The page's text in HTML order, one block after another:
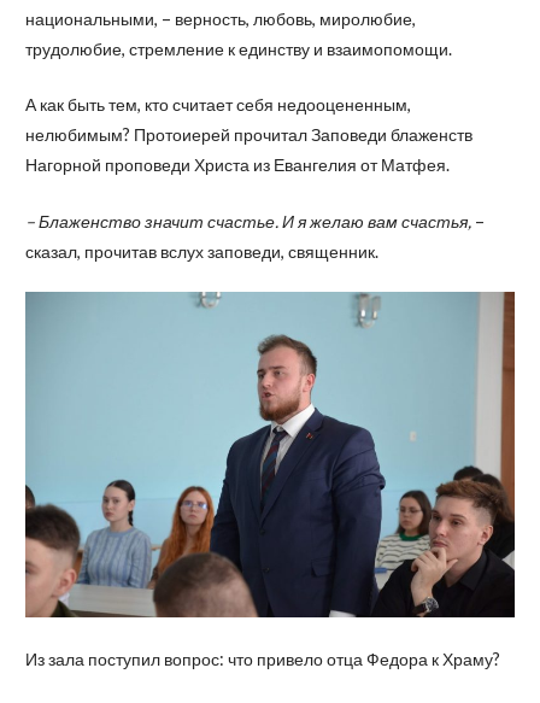
национальными, – верность, любовь, миролюбие,
трудолюбие, стремление к единству и взаимопомощи.
А как быть тем, кто считает себя недооцененным,
нелюбимым? Протоиерей прочитал Заповеди блаженств
Нагорной проповеди Христа из Евангелия от Матфея.
– Блаженство значит счастье. И я желаю вам счастья,–
сказал, прочитав вслух заповеди, священник.
Из зала поступил вопрос: что привело отца Федора к Храму?